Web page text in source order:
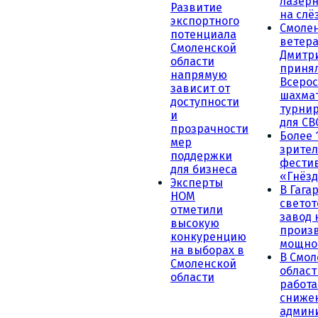
Развитие
экспортного
потенциала
Смоленской
области
напрямую
зависит от
доступности
и
прозрачности
мер
поддержки
для бизнеса
Эксперты
НОМ
отметили
высокую
конкуренцию
на выборах в
Смоленской
области
на
для
Более
В
завод
В